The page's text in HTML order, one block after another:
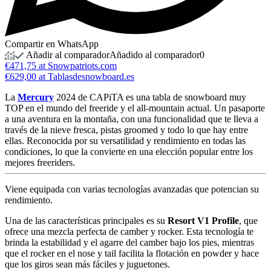
Compartir en WhatsApp
Añadir al comparadorAñadido al comparador0
€471,75 at Snowpatriots.com
€629,00 at Tablasdesnowboard.es
La Mercury 2024 de CAPiTA es una tabla de snowboard muy
TOP en el mundo del freeride y el all-mountain actual. Un pasaporte
a una aventura en la montaña, con una funcionalidad que te lleva a
través de la nieve fresca, pistas groomed y todo lo que hay entre
ellas. Reconocida por su versatilidad y rendimiento en todas las
condiciones, lo que la convierte en una elección popular entre los
mejores freeriders.
Viene equipada con varias tecnologías avanzadas que potencian su
rendimiento.
Una de las características principales es su Resort V1 Profile, que
ofrece una mezcla perfecta de camber y rocker. Esta tecnología te
brinda la estabilidad y el agarre del camber bajo los pies, mientras
que el rocker en el nose y tail facilita la flotación en powder y hace
que los giros sean más fáciles y juguetones.